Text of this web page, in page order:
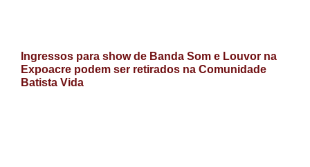
Ingressos para show de Banda Som e Louvor na
Expoacre podem ser retirados na Comunidade
Batista Vida